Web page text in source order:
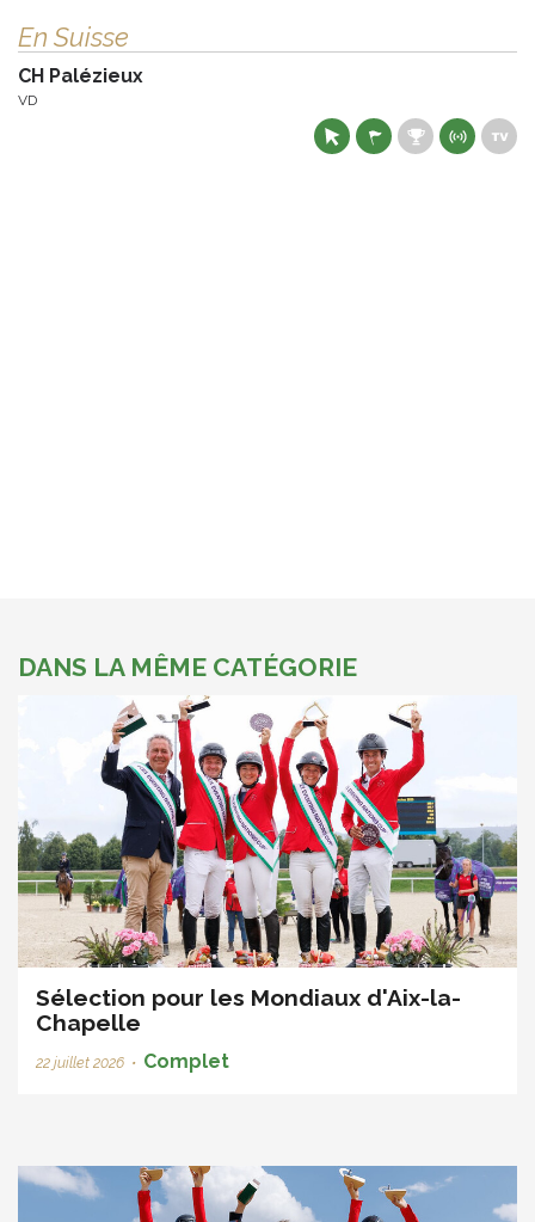
En Suisse
CH Palézieux
VD
DANS LA MÊME CATÉGORIE
Sélection pour les Mondiaux d'Aix-la-
Chapelle
22 juillet 2026 • Complet